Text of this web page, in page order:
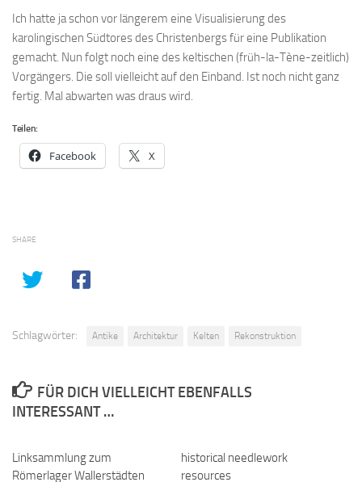
Ich hatte ja schon vor längerem eine Visualisierung des
karolingischen Südtores des Christenbergs für eine Publikation
gemacht. Nun folgt noch eine des keltischen (früh-la-Tène-zeitlich)
Vorgängers. Die soll vielleicht auf den Einband. Ist noch nicht ganz
fertig. Mal abwarten was draus wird.
Teilen:
Facebook X
SHARE
Schlagwörter: Antike Architektur Kelten Rekonstruktion
FÜR DICH VIELLEICHT EBENFALLS
INTERESSANT …
Linksammlung zum
Römerlager Wallerstädten
historical needlework
resources